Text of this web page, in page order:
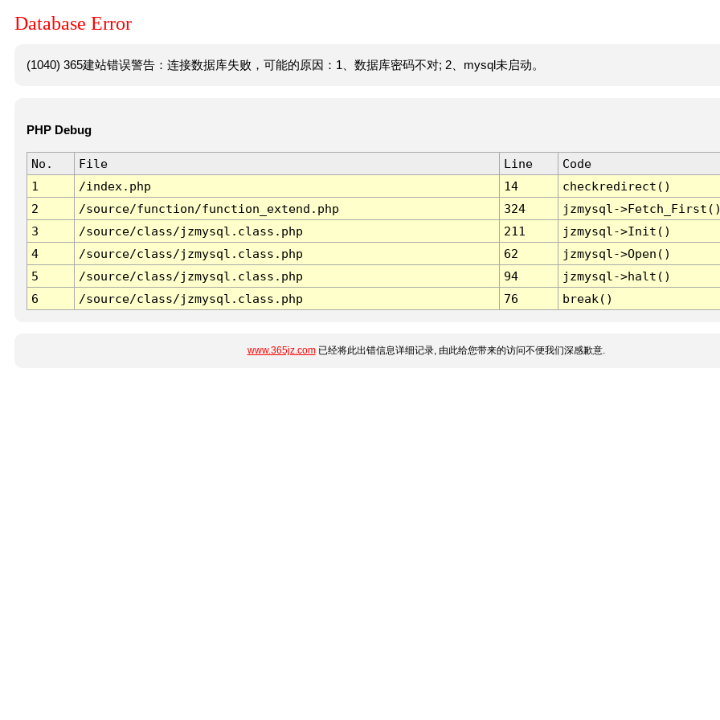
Database Error
(1040) 365建站错误警告：连接数据库失败，可能的原因：1、数据库密码不对; 2、mysql未启动。
PHP Debug
No. File Line
Code
1
/index.php 14
checkredirect()
2
/source/function/function_extend.php 324
jzmysql-
3
/source/class/jzmysql.class.php 211
jzmysql->Init()
4
/source/class/jzmysql.class.php 62
jzmysql->Open()
5
/source/class/jzmysql.class.php 94
jzmysql->halt()
6
/source/class/jzmysql.class.php 76 break()
www.365jz.com已经将此出错信息详细记录, 由此给您带来的访问不便我们深感歉意.